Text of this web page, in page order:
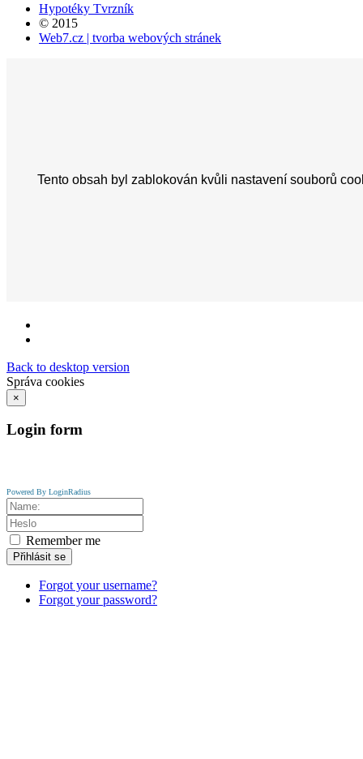
Hypotéky Tvrzník
© 2015
Web7.cz | tvorba webových stránek
Back to desktop version
Správa cookies
×
Login form
Powered By LoginRadius
Remember me
Přihlásit se
Forgot your username?
Forgot your password?